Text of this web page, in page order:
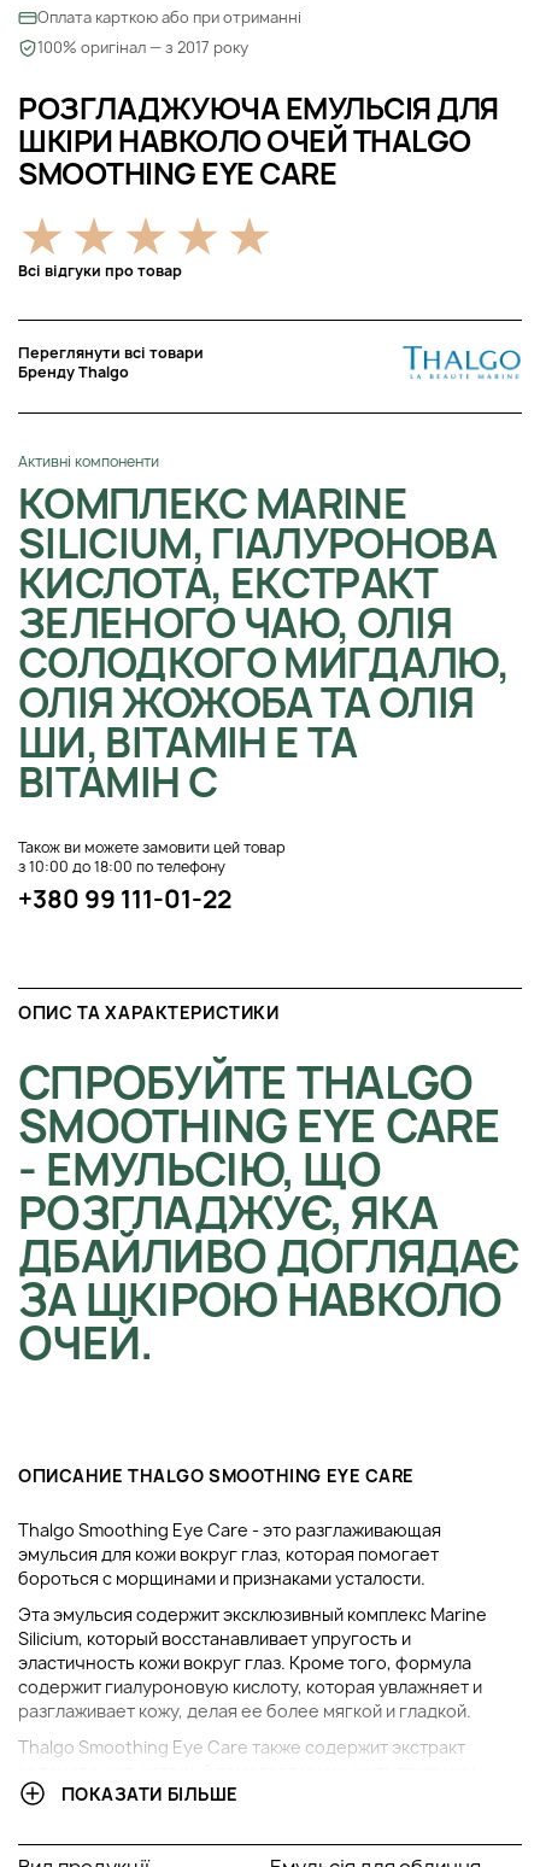
РОЗГЛАДЖУЮЧА ЕМУЛЬСІЯ ДЛЯ
ШКІРИ НАВКОЛО ОЧЕЙ THALGO
SMOOTHING EYE CARE
Всі відгуки про товар
Переглянути всі товари
Бренду Thalgo
Активні компоненти
КОМПЛЕКС MARINE
SILICIUM, ГІАЛУРОНОВА
КИСЛОТА, ЕКСТРАКТ
ЗЕЛЕНОГО ЧАЮ, ОЛІЯ
СОЛОДКОГО МИГДАЛЮ,
ОЛІЯ ЖОЖОБА ТА ОЛІЯ
ШИ, ВІТАМІН Е ТА
ВІТАМІН С
Також ви можете замовити цей товар
з 10:00 до 18:00 по телефону
+380 99 111-01-22
Оплата карткою або при отриманні
100% оригінал — з 2017 року
ОПИС ТА ХАРАКТЕРИСТИКИ
СПРОБУЙТЕ THALGO
SMOOTHING EYE CARE
- ЕМУЛЬСІЮ, ЩО
РОЗГЛАДЖУЄ, ЯКА
ДБАЙЛИВО ДОГЛЯДАЄ
ЗА ШКІРОЮ НАВКОЛО
ОЧЕЙ.
ОПИСАНИЕ THALGO SMOOTHING EYE CARE
Thalgo Smoothing Eye Care - это разглаживающая
эмульсия для кожи вокруг глаз, которая помогает
бороться с морщинами и признаками усталости.
Эта эмульсия содержит эксклюзивный комплекс Marine
Silicium, который восстанавливает упругость и
эластичность кожи вокруг глаз. Кроме того, формула
содержит гиалуроновую кислоту, которая увлажняет и
разглаживает кожу, делая ее более мягкой и гладкой.
Thalgo Smoothing Eye Care также содержит экстракт
усталости и темные круги под глазами. Эта эмульсия легко
свежести.
ПОКАЗАТИ БІЛЬШЕ